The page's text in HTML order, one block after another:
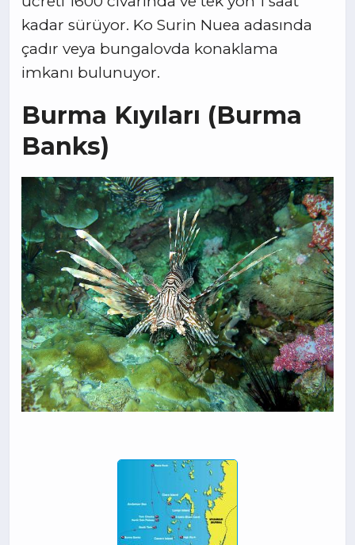
kadar sürüyor. Ko Surin Nuea adasında
çadır veya bungalovda konaklama
imkanı bulunuyor.
Burma Kıyıları (Burma
Banks)